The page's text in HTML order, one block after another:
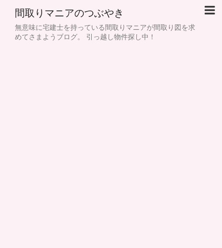
間取りマニアのつぶやき
無意味に宅建士を持っている間取りマニアが間取り図を求
めてさまようブログ。 引っ越し物件探し中！